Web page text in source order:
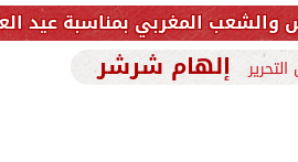
عيد العرش المجيد
إلهام شرشر